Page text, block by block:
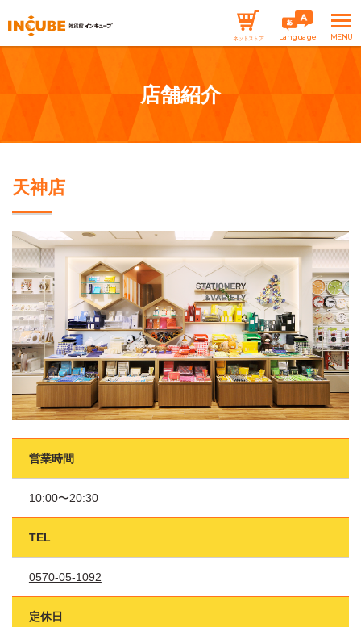
ネットストア Language
店舗紹介
天神店
営業時間
10:00〜20:30
TEL
0570-05-1092
定休日